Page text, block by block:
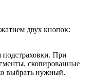
двух кнопок:
При
скопированные
выбрать нужный.